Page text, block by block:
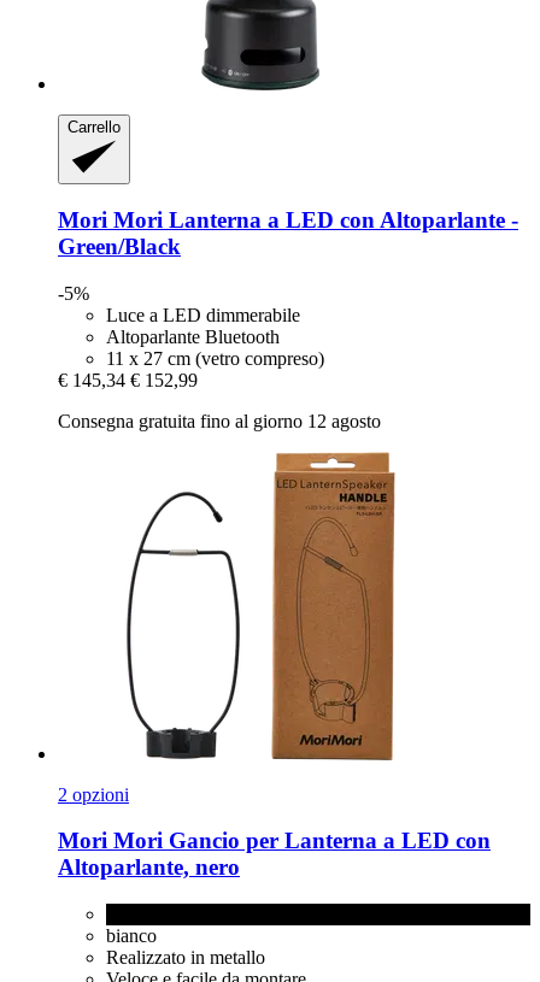
Carrello
Mori Mori Lanterna a LED con Altoparlante -​
Green/Black
-5%
Luce a LED dimmerabile
Altoparlante Bluetooth
11 x 27 cm (vetro compreso)
€ 145,34 € 152,99
Consegna gratuita fino al giorno 12 agosto
2 opzioni
Mori Mori Gancio per Lanterna a LED con
Altoparlante, nero
bianco
Realizzato in metallo